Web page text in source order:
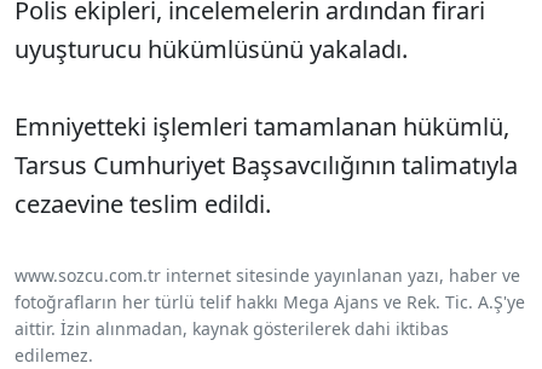
Polis ekipleri, incelemelerin ardından firari
uyuşturucu hükümlüsünü yakaladı.
Emniyetteki işlemleri tamamlanan hükümlü,
Tarsus Cumhuriyet Başsavcılığının talimatıyla
cezaevine teslim edildi.
www.sozcu.com.tr internet sitesinde yayınlanan yazı, haber ve
fotoğrafların her türlü telif hakkı Mega Ajans ve Rek. Tic. A.Ş'ye
aittir. İzin alınmadan, kaynak gösterilerek dahi iktibas
edilemez.